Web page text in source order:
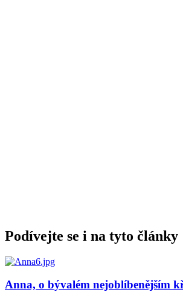
Podívejte se i na tyto články
Anna, o bývalém nejoblíbenějším